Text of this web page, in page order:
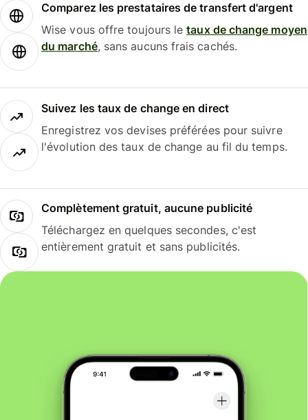
Comparez les prestataires de transfert d'argent
Wise vous offre toujours letaux de change moyen
du marché, sans aucuns frais cachés.
Suivez les taux de change en direct
Enregistrez vos devises préférées pour suivre
l'évolution des taux de change au fil du temps.
Complètement gratuit, aucune publicité
Téléchargez en quelques secondes, c'est
entièrement gratuit et sans publicités.